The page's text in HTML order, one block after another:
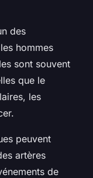
des
hommes
sont souvent
que le
les
peuvent
artères
de